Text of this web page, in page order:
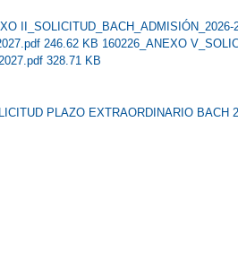
II_SOLICITUD_BACH_ADMISIÓN_2026-
246.62 KB 160226_ANEXO
328.71 KB
PLAZO EXTRAORDINARIO BACH